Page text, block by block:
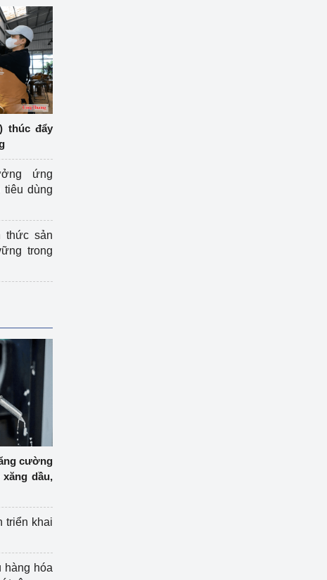
thúc đẩy
ứng
dùng
thức sản
trong
cường
dầu,
triển khai
hàng hóa